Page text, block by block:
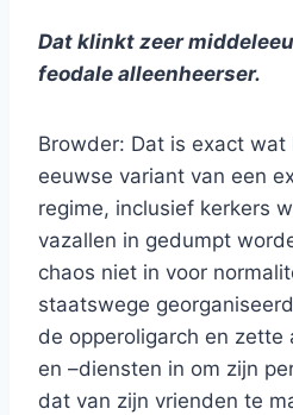
Dat klinkt zeer
feodale alleenheerser.
Browder: Dat is exact wat
eeuwse variant van een
regime, inclusief kerkers
vazallen in gedumpt
chaos niet in voor
staatswege
de opperoligarch en zette
en –diensten in om zijn
dat van zijn vrienden te